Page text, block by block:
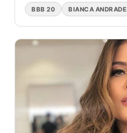
BBB 20 BIANCA ANDRADE